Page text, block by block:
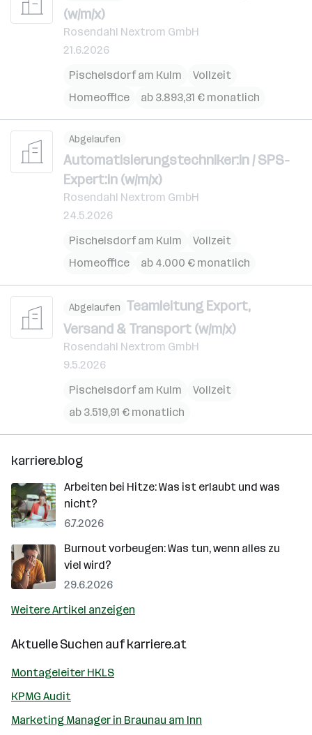
(w/m/x)
Rosendahl Nextrom GmbH
21.6.2026
Pischelsdorf am Kulm
Vollzeit
Homeoffice
ab 3.893,31 € monatlich
Abgelaufen
Automatisierungstechniker:in / SPS-
Expert:in (w/m/x)
Rosendahl Nextrom GmbH
24.5.2026
Pischelsdorf am Kulm
Vollzeit
Homeoffice
ab 4.000 € monatlich
Abgelaufen Teamleitung Export,
Versand & Transport (w/m/x)
Rosendahl Nextrom GmbH
9.5.2026
Pischelsdorf am Kulm
Vollzeit
ab 3.519,91 € monatlich
karriere.blog
Arbeiten bei Hitze: Was ist erlaubt und was
nicht?
6.7.2026
Burnout vorbeugen: Was tun, wenn alles zu
viel wird?
29.6.2026
Weitere Artikel anzeigen
Aktuelle Suchen aufkarriere.at
Montageleiter HKLS
KPMG Audit
Marketing Manager in Braunau am Inn